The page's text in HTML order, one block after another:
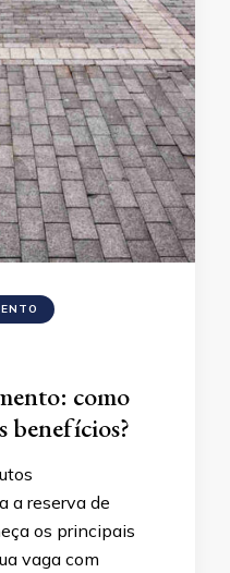
como
benefícios?
a reserva de
os principais
vaga com